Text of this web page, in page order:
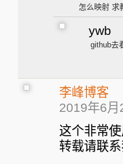
怎么映射 求
ywb
github去
李峰博客
2019年6
这个非常
转载请联系